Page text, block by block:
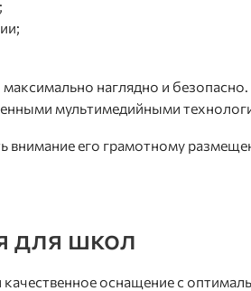
наглядно и
мультимедийными
его грамотному
для школ
оснащение с